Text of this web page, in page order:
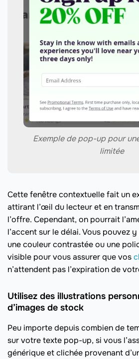
Exemple de pop-up pour
limitée
Cette fenêtre contextuelle fait un
attirant l’œil du lecteur et en
l’offre. Cependant, on pourrait
l’accent sur le délai. Vous pouvez
une couleur contrastée ou une
visible pour vous assurer que vos
n’attendent pas l’expiration de
Utilisez des illustrations
d’images de stock
Peu importe depuis combien de
sur votre texte pop-up, si vous
générique et clichée provenant